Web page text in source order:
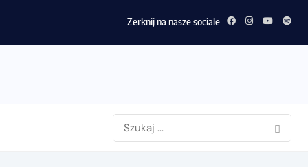
Zerknij na nasze sociale